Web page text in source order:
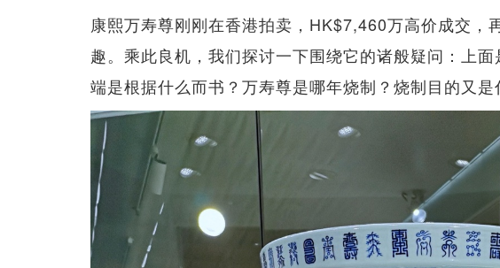
康熙万寿尊刚刚在香港拍卖，HK$7,460万高价成交，
趣。乘此良机，我们探讨一下围绕它的诸般疑问：上
端是根据什么而书？万寿尊是哪年烧制？烧制目的又